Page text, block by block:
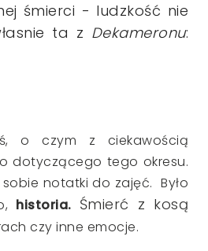
śmierci - ludzkość nie
ta z Dekameronu:
o czym z ciekawością
dotyczącego tego okresu.
notatki do zajęć. Było
historia. Śmierć z kosą
czy inne emocje.